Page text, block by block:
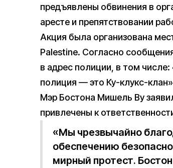
предъявлены обвинения в
аресте и препятствовании
Акция была организована
Palestine. Согласно
в адрес полиции, в том
полиция — это Ку-клукс-
Мэр Бостона Мишель Ву
привлечены к
«Мы чрезвычайно
обеспечению
мирный протест.